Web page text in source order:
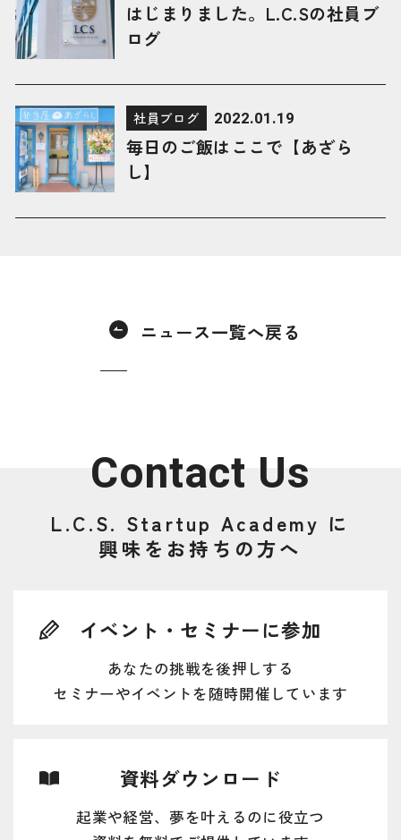
はじまりました。L.C.Sの社員ブ
ログ
社員ブログ 2022.01.19
毎日のご飯はここで【あざら
し】
ニュース一覧へ戻る
Contact Us
L.C.S. Startup Academy に
興味をお持ちの方へ
イベント・セミナーに参加
あなたの挑戦を後押しする
セミナーやイベントを随時開催しています
資料ダウンロード
起業や経営、夢を叶えるのに役立つ